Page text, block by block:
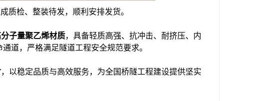
质检、整装待发，顺利安排发货。
子量聚乙烯材质，具备轻质高强、抗冲击、耐挤压、内
道，严格满足隧道工程安全规范要求。
，以稳定品质与高效服务，为全国桥隧工程建设提供坚实